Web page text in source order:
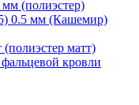
(полиэстер)
0.5 мм (Кашемир)
матт)
кровли